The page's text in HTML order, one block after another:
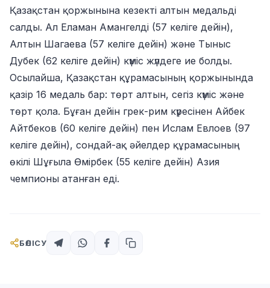
Қазақстан қоржынына кезекті алтын медальді
салды. Ал Еламан Амангелді (57 келіге дейін),
Алтын Шагаева (57 келіге дейін) және Тыныс
Дубек (62 келіге дейін) күміс жүлдеге ие болды.
Осылайша, Қазақстан құрамасының қоржынында
қазір 16 медаль бар: төрт алтын, сегіз күміс және
төрт қола. Бұған дейін грек-рим күресінен Айбек
Айтбеков (60 келіге дейін) пен Ислам Евлоев (97
келіге дейін), сондай-ақ әйелдер құрамасының
өкілі Шұғыла Өмірбек (55 келіге дейін) Азия
чемпионы атанған еді.
БӨЛІСУ